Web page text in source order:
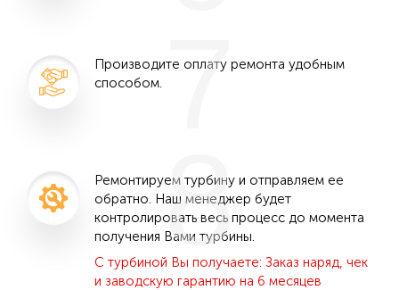
Производите оплату ремонта удобным
способом.7
Ремонтируем турбину и отправляем ее
обратно. Наш менеджер будет
контролировать весь процесс до момента
получения Вами турбины.
С турбиной Вы получаете: Заказ наряд, чек
и заводскую гарантию на 6 месяцев
8